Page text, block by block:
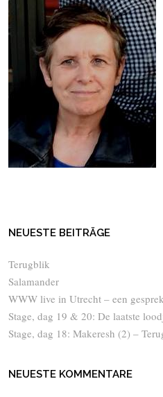
NEUESTE BEITRÄGE
Terugblik
Salamander
WWW live in Utrecht – een
Stage, dag 19 & 20: De laatste
Stage, dag 18: Makeresh (2) –
NEUESTE KOMMENTARE